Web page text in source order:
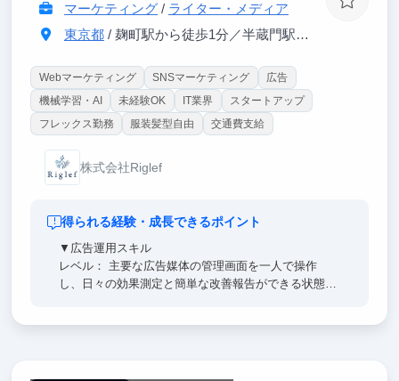
マーケティング/ ライター・メディア
東京都/ 麹町駅から徒歩1分／半蔵門駅から徒歩6分
Webマーケティング SNSマーケティング
広告
機械学習・AI
未経験OK IT業界
スタートアップ
フレックス勤務
服装髪型自由 交通費支給
株式会社Riglef
得られる経験・成長できるポイント
▼広告運用スキル
レベル： 主要な広告媒体の管理画面を一人で操作
し、日々の効果測定と簡単な改善報告ができる状態に